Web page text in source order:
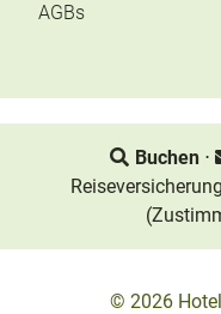
AGBs
© 2026
Buchen ⋅
Reiseversicherung